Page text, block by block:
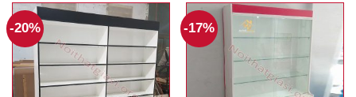
-20% -17%